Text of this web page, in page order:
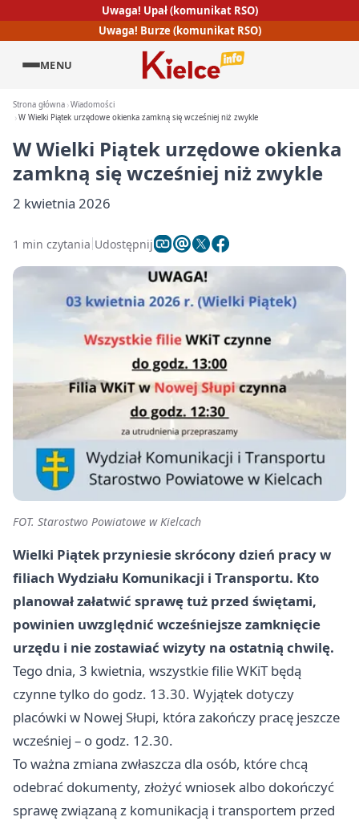
Uwaga! Upał (komunikat RSO)
Uwaga! Burze (komunikat RSO)
MENU
Strona główna Wiadomości
W Wielki Piątek urzędowe okienka zamkną się wcześniej niż zwykle
W Wielki Piątek urzędowe okienka
zamkną się wcześniej niż zwykle
2 kwietnia 2026
1 min czytania Udostępnij
FOT. Starostwo Powiatowe w Kielcach
Wielki Piątek przyniesie skrócony dzień pracy w
filiach Wydziału Komunikacji i Transportu. Kto
planował załatwić sprawę tuż przed świętami,
powinien uwzględnić wcześniejsze zamknięcie
urzędu i nie zostawiać wizyty na ostatnią chwilę.
Tego dnia, 3 kwietnia, wszystkie filie WKiT będą
czynne tylko do godz. 13.30. Wyjątek dotyczy
placówki w Nowej Słupi, która zakończy pracę jeszcze
wcześniej – o godz. 12.30.
To ważna zmiana zwłaszcza dla osób, które chcą
odebrać dokumenty, złożyć wniosek albo dokończyć
sprawę związaną z komunikacją i transportem przed